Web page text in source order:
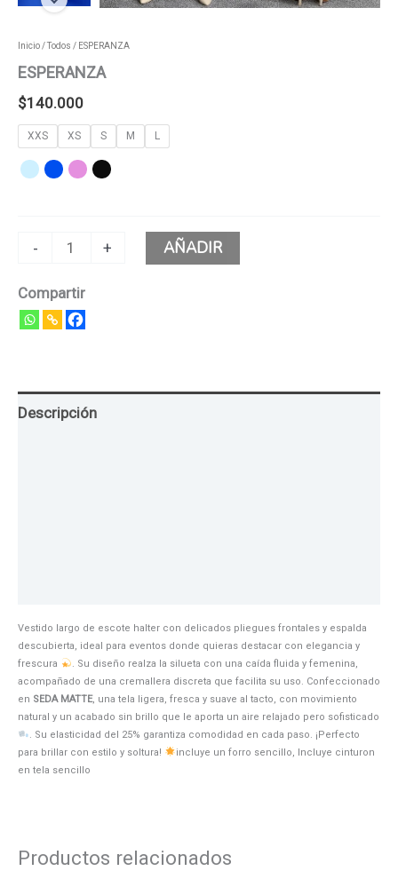
Inicio/Todos / ESPERANZA
ESPERANZA
$140.000
XXS XS S M L
- + AÑADIR
Compartir
Descripción
Vestido largo de escote halter con delicados pliegues frontales y espalda
descubierta, ideal para eventos donde quieras destacar con elegancia y
frescura
. Su diseño realza la silueta con una caída fluida y femenina,
acompañado de una cremallera discreta que facilita su uso. Confeccionado
en SEDA MATTE, una tela ligera, fresca y suave al tacto, con movimiento
natural y un acabado sin brillo que le aporta un aire relajado pero sofisticado
. Su elasticidad del 25% garantiza comodidad en cada paso. ¡Perfecto
para brillar con estilo y soltura!
incluye un forro sencillo, Incluye cinturon
en tela sencillo
Productos relacionados